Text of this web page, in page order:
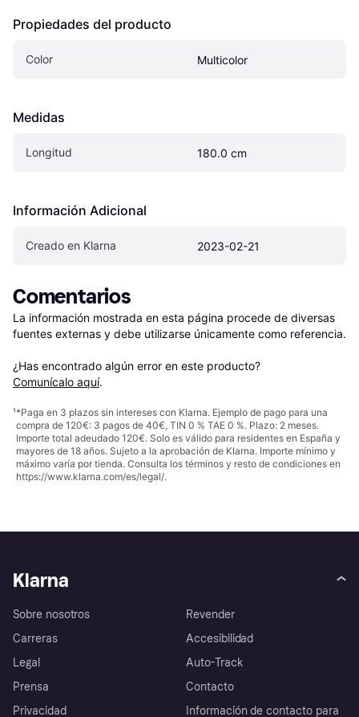
Propiedades del producto
Color Multicolor
Medidas
Longitud 180.0 cm
Información Adicional
Creado en Klarna 2023-02-21
Comentarios
La información mostrada en esta página procede de diversas
fuentes externas y debe utilizarse únicamente como referencia.
¿Has encontrado algún error en este producto?
Comunícalo aquí.
¹*Paga en 3 plazos sin intereses con Klarna. Ejemplo de pago para una
compra de 120€: 3 pagos de 40€, TIN 0 % TAE 0 %. Plazo: 2 meses.
Importe total adeudado 120€. Solo es válido para residentes en España y
mayores de 18 años. Sujeto a la aprobación de Klarna. Importe mínimo y
máximo varía por tienda. Consulta los términos y resto de condiciones en
https://www.klarna.com/es/legal/.
Klarna
Sobre nosotros
Carreras
Legal
Prensa
Privacidad
Revender
Accesibilidad
Auto-Track
Contacto
Información de contacto para